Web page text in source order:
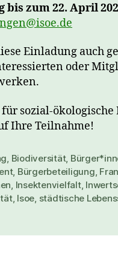
bis zum 22. April
Einladung auch
oder
sozial-ökologische
Ihre Teilnahme!
Biodiversität,
, Bürgerbeteiligung
Insektenvielfalt,
, Isoe städtische